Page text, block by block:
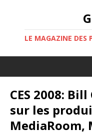
LE MAGAZINE DES
CES 2008:
sur les
MediaRoom,